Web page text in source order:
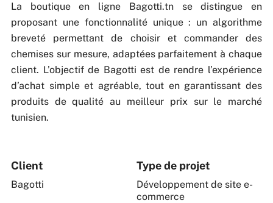
La boutique en ligne Bagotti.tn se distingue en
proposant une fonctionnalité unique : un algorithme
breveté permettant de choisir et commander des
chemises sur mesure, adaptées parfaitement à chaque
client. L’objectif de Bagotti est de rendre l’expérience
d’achat simple et agréable, tout en garantissant des
produits de qualité au meilleur prix sur le marché
tunisien.
Client
Bagotti
Type de projet
Développement de site e-
commerce